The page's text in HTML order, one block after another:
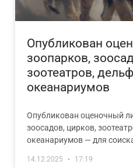
Опубликован
зоопарков,
зоотеатров,
океанариумов
Опубликован оценочный
зоосадов, цирков,
океанариумов — для
14.12.2025 17:19